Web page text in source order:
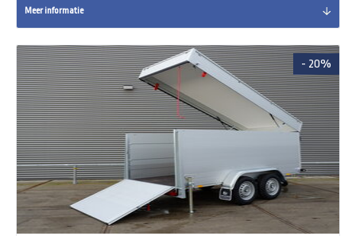
Meer informatie
- 20%